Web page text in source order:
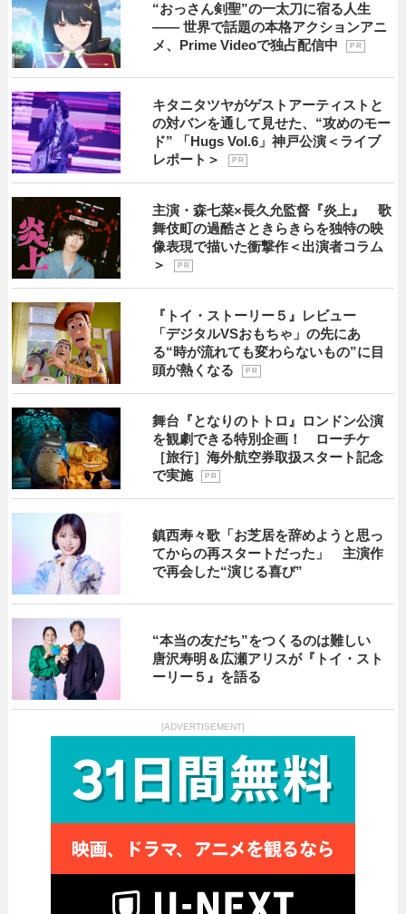
“おっさん剣聖”の一太刀に宿る人生
―― 世界で話題の本格アクションアニ
メ、Prime Videoで独占配信中
P R
キタニタツヤがゲストアーティストと
の対バンを通して見せた、“攻めのモー
ド” 「Hugs Vol.6」神戸公演＜ライブ
レポート＞
P R
主演・森七菜×長久允監督『炎上』 歌
舞伎町の過酷さときらきらを独特の映
像表現で描いた衝撃作＜出演者コラム
＞
P R
『トイ・ストーリー５』レビュー
「デジタルVSおもちゃ」の先にあ
る“時が流れても変わらないもの”に目
頭が熱くなる
P R
舞台『となりのトトロ』ロンドン公演
を観劇できる特別企画！ ローチケ
［旅行］海外航空券取扱スタート記念
で実施
P R
鎮西寿々歌「お芝居を辞めようと思っ
てからの再スタートだった」 主演作
で再会した“演じる喜び”
“本当の友だち”をつくるのは難しい
唐沢寿明＆広瀬アリスが『トイ・スト
ーリー５』を語る
[ADVERTISEMENT]